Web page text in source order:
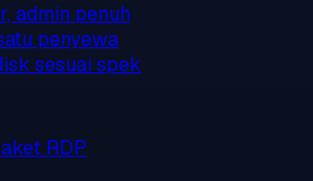
admin penuh
penyewa
sesuai spek
RDP